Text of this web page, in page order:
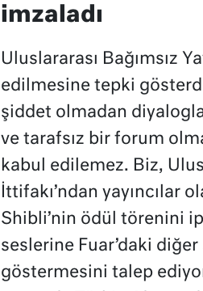
imzaladı
Uluslararası Bağımsız
edilmesine tepki
şiddet olmadan
ve tarafsız bir forum
kabul edilemez. Biz,
İttifakı’ndan yayıncılar
Shibli’nin ödül törenini
seslerine Fuar’daki diğer
göstermesini talep